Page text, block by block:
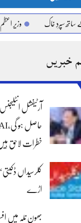
خاک وزیر اعظم
خبریں
آرٹیفشل
خطرات لاحق ہیں
اڑے
بھون نلہ میں